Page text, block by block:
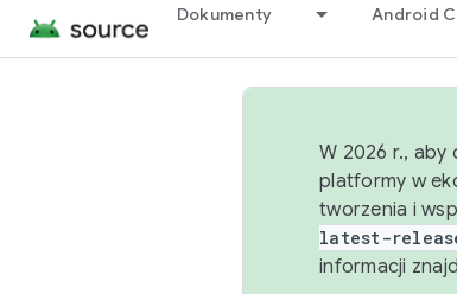
Dokumenty Android
W 2026 r.,
platformy w
tworzenia i
latest-
informacji